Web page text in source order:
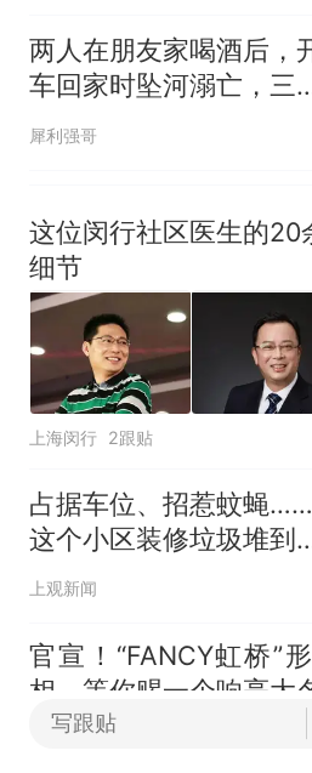
两人在朋友家喝酒后，
车回家时坠河溺亡，三
后才被发现，家属索赔
犀利强哥
这位闵行社区医生的20
细节
上海闵行 2跟贴
占据车位、招惹蚊蝇……
这个小区装修垃圾堆到
没车头！
上观新闻
官宣！“FANCY虹桥”
相，等你赐一个响亮大
写跟贴